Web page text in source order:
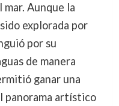
mar. Aunque la
explorada por
por su
de manera
ganar una
panorama artístico